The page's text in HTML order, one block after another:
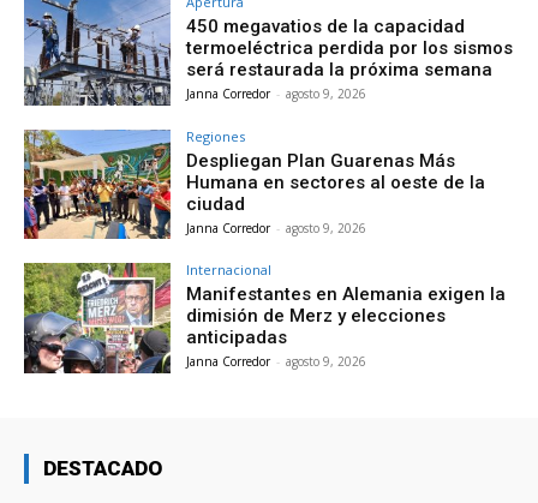
450 megavatios de la capacidad
termoeléctrica perdida por los sismos
será restaurada la próxima semana
Janna Corredor - agosto 9, 2026
Regiones
Despliegan Plan Guarenas Más
Humana en sectores al oeste de la
ciudad
Janna Corredor - agosto 9, 2026
Internacional
Manifestantes en Alemania exigen la
dimisión de Merz y elecciones
anticipadas
Janna Corredor - agosto 9, 2026
DESTACADO